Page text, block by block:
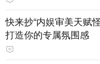
快来抄“内娱审美天赋
打造你的专属氛围感